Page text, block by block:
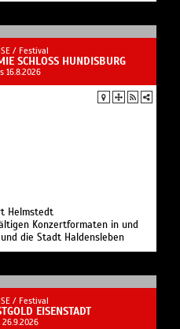
/ Festival
SCHLOSS HUNDISBURG
16.8.2026
Helmstedt
Konzertformaten in und
die Stadt Haldensleben
/ Festival
EISENSTADT
26.9.2026